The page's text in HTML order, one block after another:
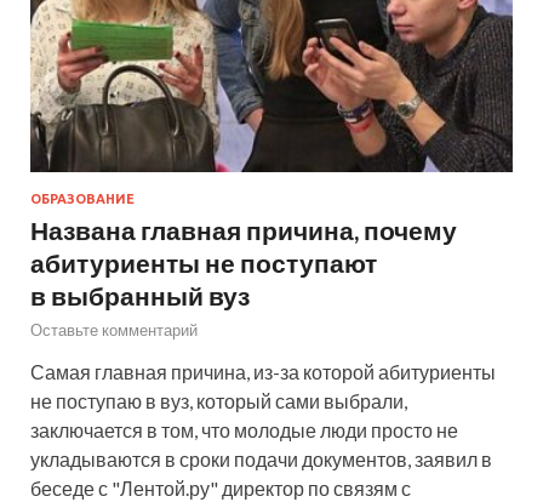
ОБРАЗОВАНИЕ
Названа главная причина, почему
абитуриенты не поступают
в выбранный вуз
Оставьте комментарий
Самая главная причина, из-за которой абитуриенты
не поступаю в вуз, который сами выбрали,
заключается в том, что молодые люди просто не
укладываются в сроки подачи документов, заявил в
беседе с "Лентой.ру" директор по связям с